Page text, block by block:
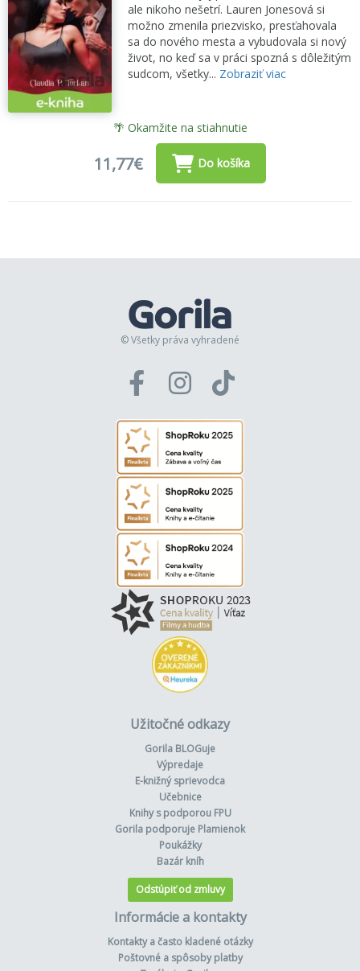
ale nikoho nešetrí. Lauren Jonesová si
možno zmenila priezvisko, presťahovala
sa do nového mesta a vybudovala si nový
život, no keď sa v práci spozná s dôležitým
sudcom, všetky... Zobraziť viac
🌴 Okamžite na stiahnutie
11,77€ Do košíka
© Všetky práva vyhradené
Užitočné odkazy
Gorila BLOGuje
Výpredaje
E-knižný sprievodca
Učebnice
Knihy s podporou FPU
Gorila podporuje Plamienok
Poukážky
Bazár kníh
Odstúpiť od zmluvy
Informácie a kontakty
Kontakty a často kladené otázky
Poštovné a spôsoby platby